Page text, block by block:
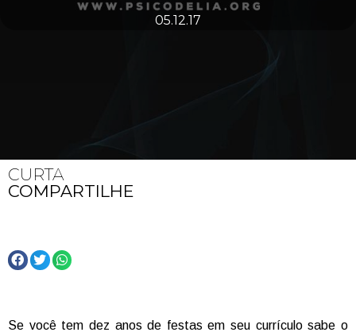
05.12.17
CURTA
COMPARTILHE
Se você tem dez anos de festas em seu currículo sabe o